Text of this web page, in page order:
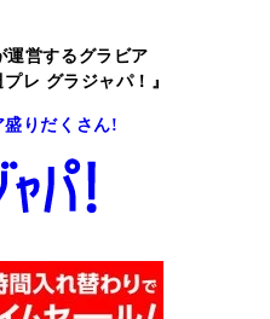
運営するグラビア
レ グラジャパ！』
盛りだくさん!